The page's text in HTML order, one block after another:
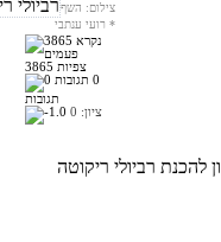
צילום: השף
*
3865 צפיות
0
תגובות
ציון: 0